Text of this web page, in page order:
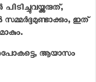
ഇത്
ആയാസം